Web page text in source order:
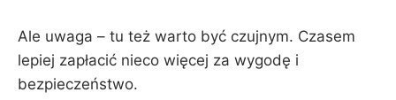
Ale uwaga – tu też warto być czujnym. Czasem
lepiej zapłacić nieco więcej za wygodę i
bezpieczeństwo.